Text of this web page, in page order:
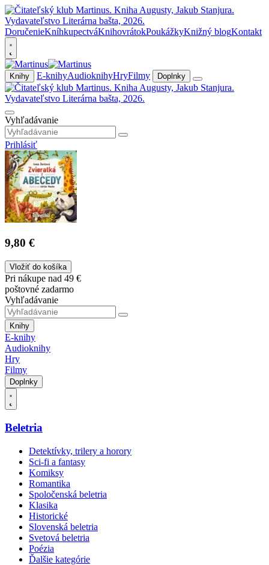
DoručenieKníhkupectváKnihovrátokPoukážkyKnižný blogKontakt
Knihy E-knihyAudioknihyHryFilmy Doplnky
Vyhľadávanie
Prihlásiť
9,80 €
Vložiť do košíka
Pri nákupe nad 49 €
poštovné zadarmo
Vyhľadávanie
Knihy
E-knihy
Audioknihy
Hry
Filmy
Doplnky
Beletria
Detektívky, trilery a horory
Sci-fi a fantasy
Komiksy
Romantika
Spoločenská beletria
Klasika
Historické
Slovenská beletria
Svetová beletria
Poézia
Ďalšie kategórie